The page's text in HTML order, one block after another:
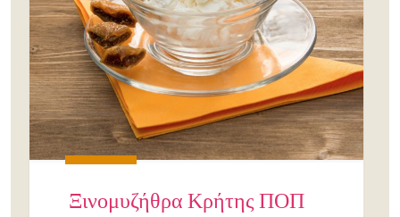
Ξινομυζήθρα Κρήτης ΠΟΠ